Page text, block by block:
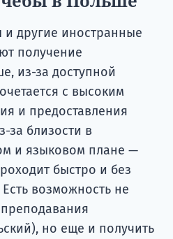
другие иностранные
получение
из-за доступной
с высоким
и предоставления
за близости в
и языковом плане —
быстро и без
возможность не
но еще и получить